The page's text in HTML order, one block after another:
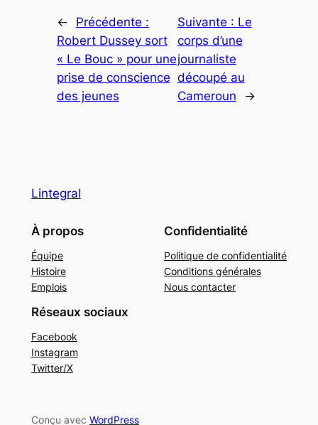
←
Précédente :
Robert Dussey sort
« Le Bouc » pour une
prise de conscience
des jeunes
Suivante : Le
corps d’une
journaliste
découpé au
Cameroun
→
Lintegral
À propos
Équipe
Histoire
Emplois
Confidentialité
Politique de confidentialité
Conditions générales
Nous contacter
Réseaux sociaux
Facebook
Instagram
Twitter/X
Conçu avec WordPress